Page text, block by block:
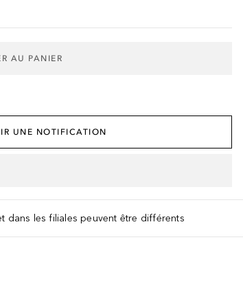
AU PANIER
UNE NOTIFICATION
dans les filiales peuvent être différents